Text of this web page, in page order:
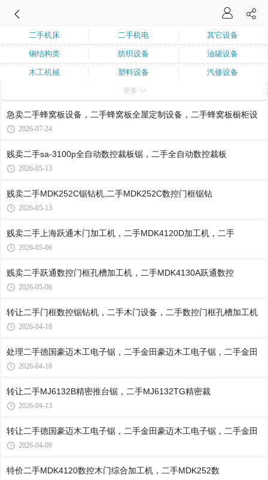
二手机床 二手机电 其它设备
钢结构类 纺织设备 油罐设备
木工机械 塑料设备 汽修设备
橡胶设备
二手汽车 二手锅炉 印刷设备
二手行吊
更多
急卖二手蜂窝板设备，二手蜂窝板全屋定制设备，二手蜂窝板橱柜设
2026-07-24
贱卖二手sa-3100p全自动数控裁板锯，二手全自动数控裁板
2026-05-13
贱卖二手MDK252C锯钻机,二手MDK252C数控门框锯钻
2026-05-13
贱卖二手上海跃通木门加工机，二手MDK4120D加工机，二手
2026-05-06
贱卖二手跃通数控门框孔槽加工机，二手MDK4130A跃通数控
2026-05-06
转让二手门框数控锯钻机，二手木门设备，二手数控门框孔槽加工机
2026-04-18
处理二手德国豪迈木工电子锯，二手金田豪迈木工电子锯，二手金田
2026-04-18
转让二手MJ6132B精密推台锯，二手MJ6132TG精密裁
2026-04-13
转让二手德国豪迈木工电子锯，二手金田豪迈木工电子锯，二手金田
2026-04-09
特价二手MDK4120数控木门综合加工机，二手MDK252数